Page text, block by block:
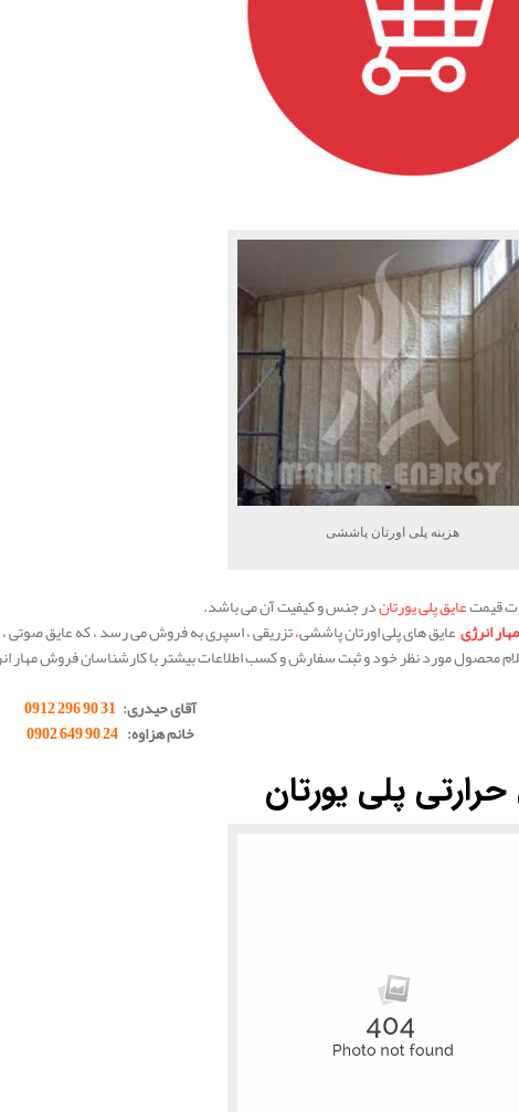
هزینه پلی اورتان پاششی
قیمتعایق پلی یورتاندر جنس و کیفیت آن می باشد.
مهار انرژیعایق های پلی اورتان پاششی،تزریقی ، اسپری به فروش می رسد ، که عایق
محصول مورد نظر خود و ثبت سفارش و کسب اطلاعات بیشتر با کارشناسان فروش مهار
آقای حیدری: 31 90 296 0912
خانم هزاوه:24 90 649 0902
پلی یورتان